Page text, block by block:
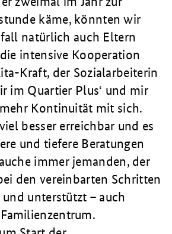
käme, könnten wir
natürlich auch Eltern
intensive Kooperation
Kraft, der Sozialarbeiterin
im Quartier Plus‘ und mir
Kontinuität mit sich.
besser erreichbar und es
und tiefere Beratungen
immer jemanden, der
den vereinbarten Schritten
unterstützt – auch